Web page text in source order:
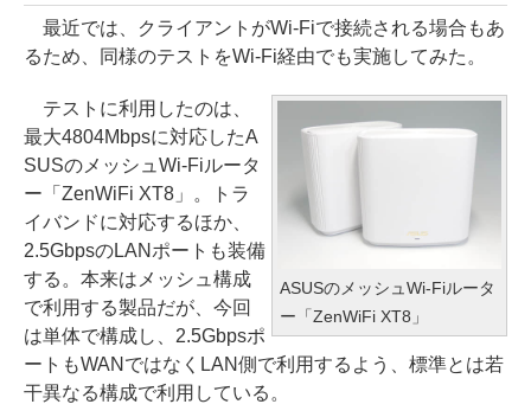
最近では、クライアントがWi-Fiで接続される場合もあ
るため、同様のテストをWi-Fi経由でも実施してみた。
ASUSのメッシュWi-Fiルータ
ー「ZenWiFi XT8」
テストに利用したのは、
最大4804Mbpsに対応したA
SUSのメッシュWi-Fiルータ
ー「ZenWiFi XT8」。トラ
イバンドに対応するほか、
2.5GbpsのLANポートも装備
する。本来はメッシュ構成
で利用する製品だが、今回
は単体で構成し、2.5Gbpsポ
ートもWANではなくLAN側で利用するよう、標準とは若
干異なる構成で利用している。